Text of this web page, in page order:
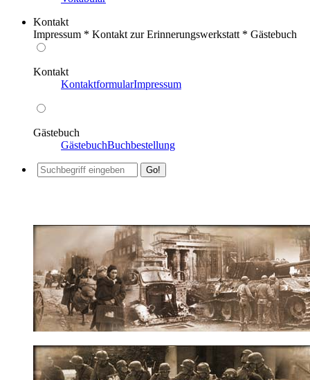
Kontakt
Impressum * Kontakt zur Erinnerungswerkstatt * Gästebuch
Kontakt
KontaktformularImpressum
Gästebuch
GästebuchBuchbestellung